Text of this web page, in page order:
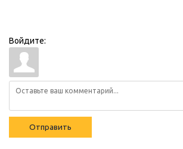
Войдите:
Отправить